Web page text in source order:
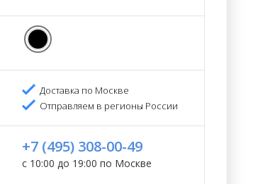
Доставка по Москве
Отправляем в регионы России
+7 (495) 308-00-49
с 10:00 до 19:00 по Москве